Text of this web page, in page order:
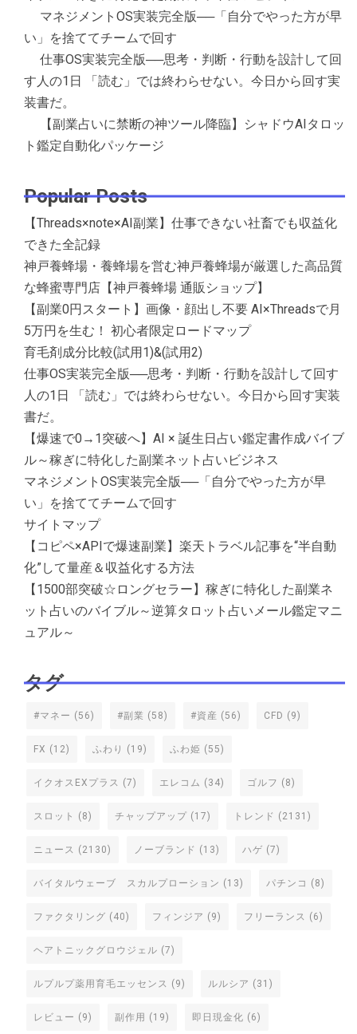
マネジメントOS実装完全版──「自分でやった方が早
い」を捨ててチームで回す
仕事OS実装完全版──思考・判断・行動を設計して回
す人の1日 「読む」では終わらせない。今日から回す実
装書だ。
【副業占いに禁断の神ツール降臨】シャドウAIタロッ
ト鑑定自動化パッケージ
Popular Posts
【Threads×note×AI副業】仕事できない社畜でも収益化
できた全記録
神戸養蜂場・養蜂場を営む神戸養蜂場が厳選した高品質
な蜂蜜専門店【神戸養蜂場 通販ショップ】
【副業0円スタート】画像・顔出し不要 AI×Threadsで月
5万円を生む！ 初心者限定ロードマップ
育毛剤成分比較(試用1)&(試用2)
仕事OS実装完全版──思考・判断・行動を設計して回す
人の1日 「読む」では終わらせない。今日から回す実装
書だ。
【爆速で0→1突破へ】AI × 誕生日占い鑑定書作成バイブ
ル～稼ぎに特化した副業ネット占いビジネス
マネジメントOS実装完全版──「自分でやった方が早
い」を捨ててチームで回す
サイトマップ
【コピペ×APIで爆速副業】楽天トラベル記事を“半自動
化”して量産＆収益化する方法
【1500部突破☆ロングセラー】稼ぎに特化した副業ネ
ット占いのバイブル～逆算タロット占いメール鑑定マニ
ュアル～
タグ
#マネー (56) #副業 (58) #資産 (56) CFD (9)
FX (12) ふわり (19) ふわ姫 (55)
イクオスEXプラス (7) エレコム (34) ゴルフ (8)
スロット (8) チャップアップ (17) トレンド (2131)
ニュース (2130) ノーブランド (13) ハゲ (7)
バイタルウェーブ スカルプローション (13) パチンコ (8)
ファクタリング (40) フィンジア (9) フリーランス (6)
ヘアトニックグロウジェル (7)
ルプルプ薬用育毛エッセンス (9) ルルシア (31)
レビュー (9) 副作用 (19) 即日現金化 (6)